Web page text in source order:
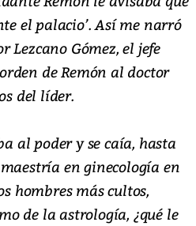
el palacio’. Así me narró
Lezcano Gómez, el jefe
de Remón al doctor
del líder.
al poder y se caía, hasta
en ginecología en
hombres más cultos,
de la astrología, ¿qué le